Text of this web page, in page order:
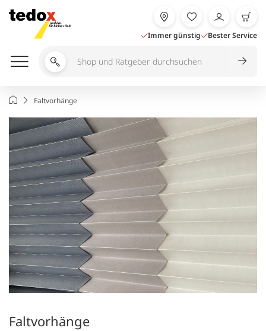
Inhalt
springen
Immer günstig Bester Service
Shop
durchsuchen
StartseiteFaltvorhänge
Faltvorhänge